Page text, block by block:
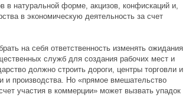
натуральной форме, акцизов, конфискаций и,
в экономическую деятельность за счет
на себя ответственность изменять ожидания
служб для создания рабочих мест и
должно строить дороги, центры торговли и
и производства. Но «прямое вмешательство
участия в коммерции» может вызвать упадок